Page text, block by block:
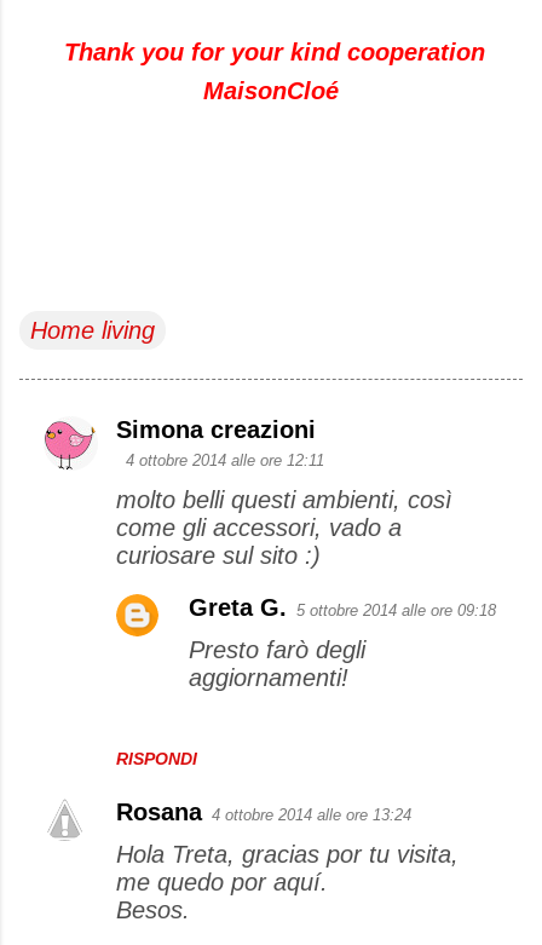
Thank you for your kind cooperation
MaisonCloé
Home living
C
Simona creazioni
4 ottobre 2014 alle ore 12:11
molto belli questi ambienti, così
come gli accessori, vado a
curiosare sul sito :)
RISPONDI
Greta G. 5 ottobre 2014 alle ore 09:18
Presto farò degli
aggiornamenti!
Rosana 4 ottobre 2014 alle ore 13:24
Hola Treta, gracias por tu visita,
me quedo por aquí.
Besos.